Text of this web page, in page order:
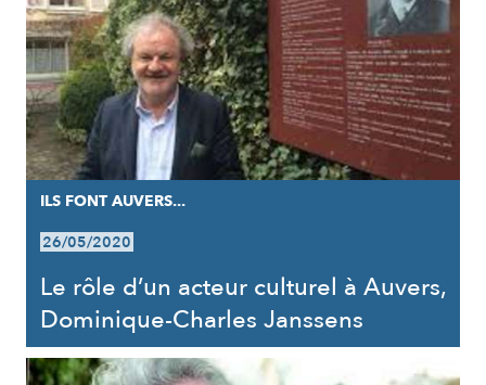
ILS FONT AUVERS...
26/05/2020
Le rôle d’un acteur culturel à Auvers,
Dominique-Charles Janssens